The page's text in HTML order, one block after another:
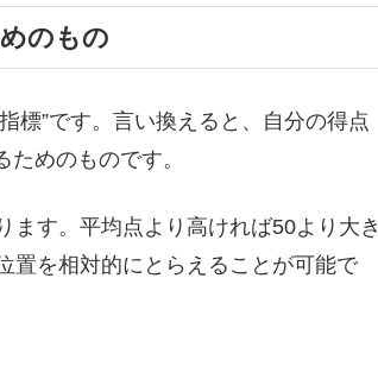
のもの
標”です。言い換えると、自分の得点
めのものです。
す。平均点より高ければ50より大き
置を相対的にとらえることが可能で